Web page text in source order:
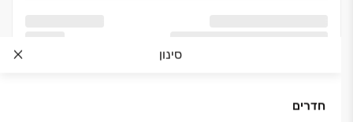
סינון
חדרים